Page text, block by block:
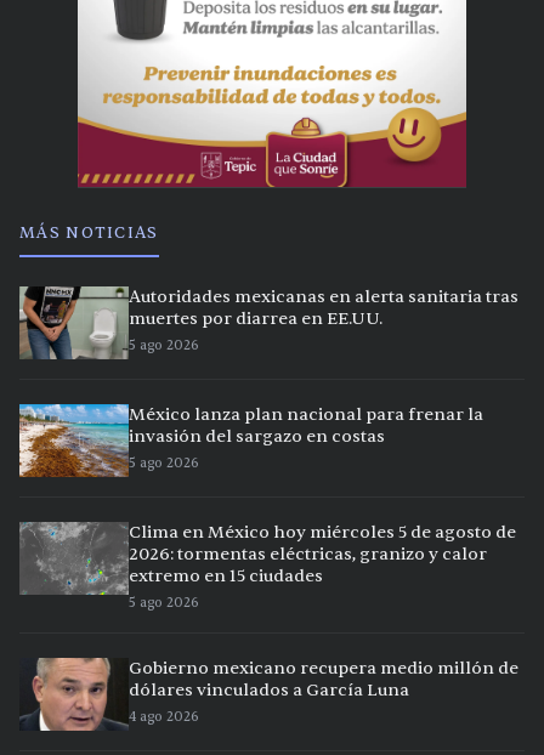
MÁS NOTICIAS
Autoridades mexicanas en alerta sanitaria tras
muertes por diarrea en EE.UU.
5 ago 2026
México lanza plan nacional para frenar la
invasión del sargazo en costas
5 ago 2026
Clima en México hoy miércoles 5 de agosto de
2026: tormentas eléctricas, granizo y calor
extremo en 15 ciudades
5 ago 2026
Gobierno mexicano recupera medio millón de
dólares vinculados a García Luna
4 ago 2026